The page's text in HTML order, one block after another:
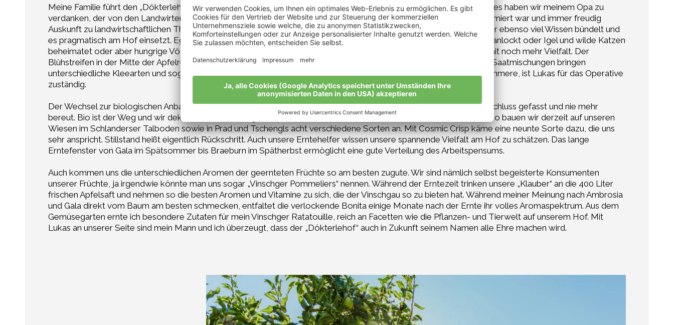
Meine Familie führt den „Dökterlehof“ in der Schlanderser Vogelsanggasse in der 4. Generation. Den Namen des Hofes haben wir meinem Opa zu
verdanken, der von den Landwirten „honoris causa“ den Doktortitel erhielt, weil er stets über sämtliche Belange informiert war und immer freudig
Auskunft zu landwirtschaftlichen Themen geben konnte. Betriebsleiter auf dem heutigen Hof ist mein Sohn Lukas, der ebenso viel Wissen bündelt und
es pragmatisch am Hof einsetzt. Egal ob er unser „Tierkondominium“ anlegt, mit dem er Reptilien als Mäusevertilger anlockt oder Igel und wilde Katzen
beheimatet oder aber hungrige Vögel zum Buffet mit Insekten und Würmern einlädt…Lukas fördert die Biodiversität mit noch mehr Vielfalt. Der
Blühstreifen in der Mitte der Apfelreihen ist gewollt angepflanzt und nicht nur ästhetisch ein Hingucker. Verschiedene Saatmischungen bringen
unterschiedliche Kleearten und sogar Sonnenblumen zum Leben. Während ich mich vorwiegend um das Personal kümmere, ist Lukas für das Operative
zuständig.
Der Wechsel zur biologischen Anbauweise war keine Nacht- und Nebelaktion, die ganze Familie hat damals den Entschluss gefasst und nie mehr
bereut. Bio ist der Weg und wir deklinieren diesen Weg auf unsere Weise. Auch bei den Sorten lieben wir die Vielfalt. So bauen wir derzeit auf unseren
Wiesen im Schlanderser Talboden sowie in Prad und Tschengls acht verschiedene Sorten an. Mit Cosmic Crisp käme eine neunte Sorte dazu, die uns
sehr anspricht. Stillstand heißt eigentlich Rückschritt. Auch unsere Erntehelfer wissen unsere spannende Vielfalt am Hof zu schätzen. Das lange
Erntefenster von Gala im Spätsommer bis Braeburn im Spätherbst ermöglicht eine gute Verteilung des Arbeitspensums.
Auch kommen uns die unterschiedlichen Aromen der geernteten Früchte so am besten zugute. Wir sind nämlich selbst begeisterte Konsumenten
unserer Früchte, ja irgendwie könnte man uns sogar „Vinschger Pommeliers“ nennen. Während der Erntezeit trinken unsere „Klauber“ an die 400 Liter
frischen Apfelsaft und nehmen so die besten Aromen und Vitamine zu sich, die der Vinschgau so zu bieten hat. Während meiner Meinung nach Ambrosia
und Gala direkt vom Baum am besten schmecken, entfaltet die verlockende Bonita einige Monate nach der Ernte ihr volles Aromaspektrum. Aus dem
Gemüsegarten ernte ich besondere Zutaten für mein Vinschger Ratatouille, reich an Facetten wie die Pflanzen- und Tierwelt auf unserem Hof. Mit
Lukas an unserer Seite sind mein Mann und ich überzeugt, dass der „Dökterlehof“ auch in Zukunft seinem Namen alle Ehre machen wird.